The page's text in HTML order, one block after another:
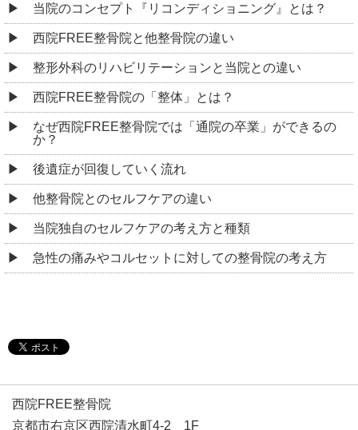
当院のコンセプト『リコンディショニング』とは？
西院FREE整骨院と他整骨院の違い
整形外科のリハビリテーションと当院との違い
西院FREE整骨院の「整体」とは？
なぜ西院FREE整骨院では「通院の卒業」ができるの
か？
後遺症が回復していく流れ
他整骨院とのセルフケアの違い
当院独自のセルフケアの考え方と種類
急性の痛みやコルセットに対しての整骨院の考え方
西院FREE整骨院
京都市右京区西院清水町4-2 1F